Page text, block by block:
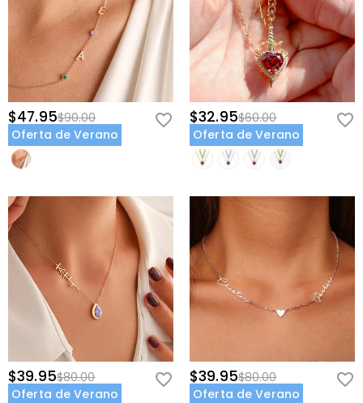
$47.95$90.00
Oferta de Verano
$32.95$60.00
Oferta de Verano
$39.95$80.00
Oferta de Verano
$39.95$80.00
Oferta de Verano